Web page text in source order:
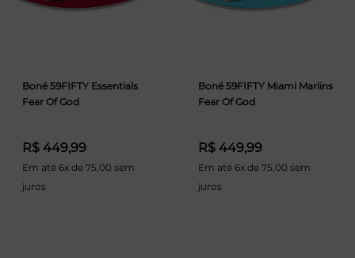
Boné 59FIFTY Essentials
Fear Of God
R$ 449,99
Em até 6x de 75,00 sem
juros
Boné 59FIFTY Miami Marlins
Fear Of God
R$ 449,99
Em até 6x de 75,00 sem
juros